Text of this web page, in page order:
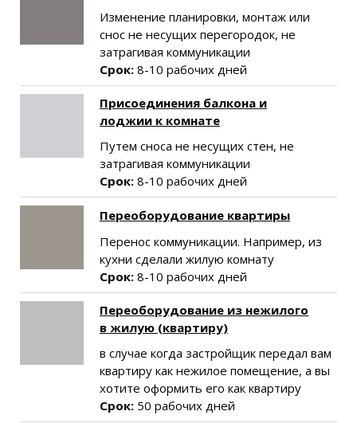
Изменение планировки, монтаж или
снос не несущих перегородок, не
затрагивая коммуникации
Срок: 8-10 рабочих дней
Присоединения балкона и
лоджии к комнате
Путем сноса не несущих стен, не
затрагивая коммуникации
Срок: 8-10 рабочих дней
Переоборудование квартиры
Перенос коммуникации. Например, из
кухни сделали жилую комнату
Срок: 8-10 рабочих дней
Переоборудование из нежилого
в жилую (квартиру)
в случае когда застройщик передал вам
квартиру как нежилое помещение, а вы
хотите оформить его как квартиру
Срок: 50 рабочих дней